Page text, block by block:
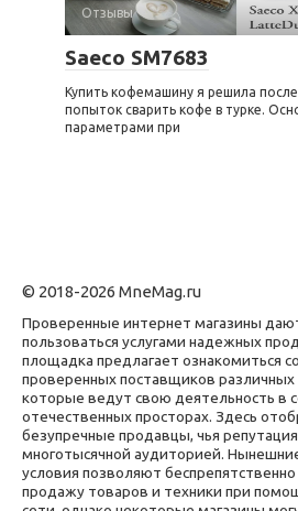
Отзывы
Saeco SM7683
Купить кофемашину я решила
попыток сварить кофе в турке.
параметрами при
© 2018-2026 MneMag.ru
Проверенные интернет магазины
пользоваться услугами надежных
площадка предлагает ознакомиться
проверенных поставщиков различных
которые ведут свою деятельность в
отечественных просторах. Здесь
безупречные продавцы, чья
многотысячной аудиторией.
условия позволяют
продажу товаров и техники при